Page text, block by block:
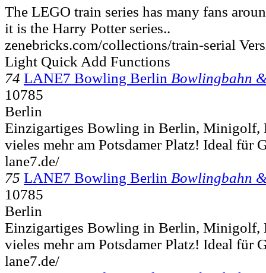
The LEGO train series has many fans
it is the Harry Potter series..
zenebricks.com/collections/train-serial
Light Quick Add Functions
74 LANE7 Bowling Berlin Bowlingbahn
10785
Berlin
Einzigartiges Bowling in Berlin, Minigolf,
vieles mehr am Potsdamer Platz! Ideal für
lane7.de/
75 LANE7 Bowling Berlin Bowlingbahn
10785
Berlin
Einzigartiges Bowling in Berlin, Minigolf,
vieles mehr am Potsdamer Platz! Ideal für
lane7.de/